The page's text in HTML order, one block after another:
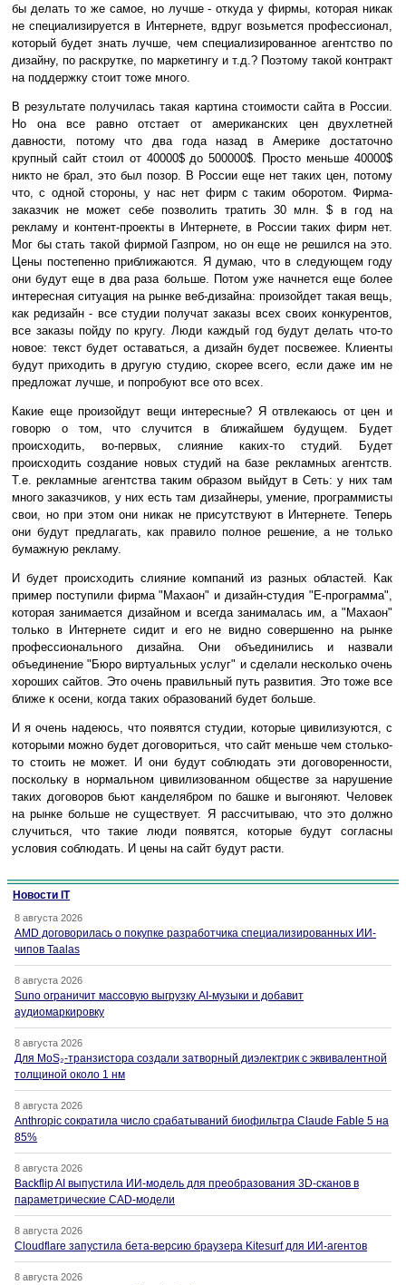
бы делать то же самое, но лучше - откуда у фирмы, которая никак
не специализируется в Интернете, вдруг возьмется профессионал,
который будет знать лучше, чем специализированное агентство по
дизайну, по раскрутке, по маркетингу и т.д.? Поэтому такой контракт
на поддержку стоит тоже много.
В результате получилась такая картина стоимости сайта в России.
Но она все равно отстает от американских цен двухлетней
давности, потому что два года назад в Америке достаточно
крупный сайт стоил от 40000$ до 500000$. Просто меньше 40000$
никто не брал, это был позор. В России еще нет таких цен, потому
что, с одной стороны, у нас нет фирм с таким оборотом. Фирма-
заказчик не может себе позволить тратить 30 млн. $ в год на
рекламу и контент-проекты в Интернете, в России таких фирм нет.
Мог бы стать такой фирмой Газпром, но он еще не решился на это.
Цены постепенно приближаются. Я думаю, что в следующем году
они будут еще в два раза больше. Потом уже начнется еще более
интересная ситуация на рынке веб-дизайна: произойдет такая вещь,
как редизайн - все студии получат заказы всех своих конкурентов,
все заказы пойду по кругу. Люди каждый год будут делать что-то
новое: текст будет оставаться, а дизайн будет посвежее. Клиенты
будут приходить в другую студию, скорее всего, если даже им не
предложат лучше, и попробуют все ото всех.
Какие еще произойдут вещи интересные? Я отвлекаюсь от цен и
говорю о том, что случится в ближайшем будущем. Будет
происходить, во-первых, слияние каких-то студий. Будет
происходить создание новых студий на базе рекламных агентств.
Т.е. рекламные агентства таким образом выйдут в Сеть: у них там
много заказчиков, у них есть там дизайнеры, умение, программисты
свои, но при этом они никак не присутствуют в Интернете. Теперь
они будут предлагать, как правило полное решение, а не только
бумажную рекламу.
И будет происходить слияние компаний из разных областей. Как
пример поступили фирма "Махаон" и дизайн-студия "Е-программа",
которая занимается дизайном и всегда занималась им, а "Махаон"
только в Интернете сидит и его не видно совершенно на рынке
профессионального дизайна. Они объединились и назвали
объединение "Бюро виртуальных услуг" и сделали несколько очень
хороших сайтов. Это очень правильный путь развития. Это тоже все
ближе к осени, когда таких образований будет больше.
И я очень надеюсь, что появятся студии, которые цивилизуются, с
которыми можно будет договориться, что сайт меньше чем столько-
то стоить не может. И они будут соблюдать эти договоренности,
поскольку в нормальном цивилизованном обществе за нарушение
таких договоров бьют канделябром по башке и выгоняют. Человек
на рынке больше не существует. Я рассчитываю, что это должно
случиться, что такие люди появятся, которые будут согласны
условия соблюдать. И цены на сайт будут расти.
Новости IT
8 августа 2026
AMD договорилась о покупке разработчика специализированных ИИ-
чипов Taalas
8 августа 2026
Suno ограничит массовую выгрузку AI-музыки и добавит
аудиомаркировку
8 августа 2026
Для MoS₂-транзистора создали затворный диэлектрик с эквивалентной
толщиной около 1 нм
8 августа 2026
Anthropic сократила число срабатываний биофильтра Claude Fable 5 на
85%
8 августа 2026
Backflip AI выпустила ИИ-модель для преобразования 3D-сканов в
параметрические CAD-модели
8 августа 2026
Cloudflare запустила бета-версию браузера Kitesurf для ИИ-агентов
8 августа 2026